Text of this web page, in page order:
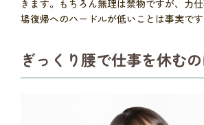
きます。もちろん無理は禁物ですが、力
場復帰へのハードルが低いことは事実です
ぎっくり腰で仕事を休む